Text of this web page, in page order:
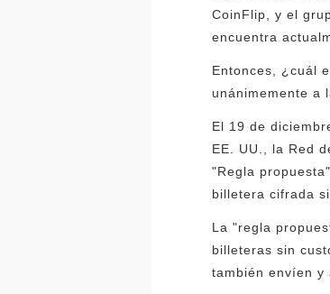
CoinFlip, y el
encuentra
Entonces, ¿cuál
unánimemente a
El 19 de
EE. UU., la Red
"Regla
billetera cifrada
La "regla
billeteras sin
también envíen y